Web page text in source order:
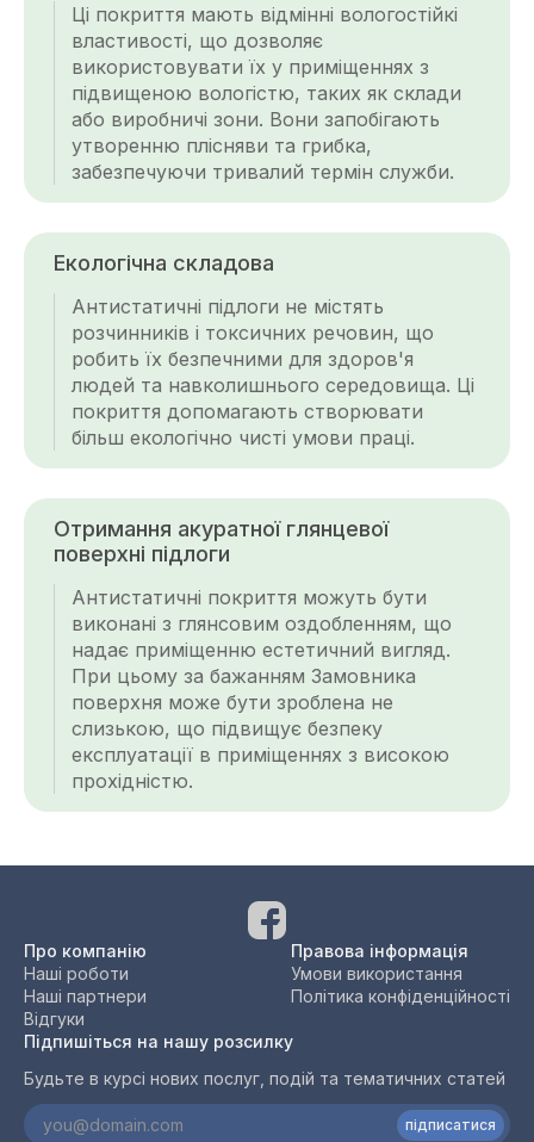
Ці покриття мають відмінні вологостійкі
властивості, що дозволяє
використовувати їх у приміщеннях з
підвищеною вологістю, таких як склади
або виробничі зони. Вони запобігають
утворенню плісняви та грибка,
забезпечуючи тривалий термін служби.
Екологічна складова
Антистатичні підлоги не містять
розчинників і токсичних речовин, що
робить їх безпечними для здоров'я
людей та навколишнього середовища. Ці
покриття допомагають створювати
більш екологічно чисті умови праці.
Отримання акуратної глянцевої
поверхні підлоги
Антистатичні покриття можуть бути
виконані з глянсовим оздобленням, що
надає приміщенню естетичний вигляд.
При цьому за бажанням Замовника
поверхня може бути зроблена не
слизькою, що підвищує безпеку
експлуатації в приміщеннях з високою
прохідністю.
Про компанію
Наші роботи
Наші партнери
Відгуки
Правова інформація
Умови використання
Політика конфіденційності
Підпишіться на нашу розсилку
Будьте в курсі нових послуг, подій та тематичних статей
підписатися